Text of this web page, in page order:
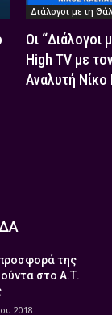
Διάλογοι με τη
Οι “Διάλογοι
High TV με
Αναλυτή
της
στο Α.Τ.
2018